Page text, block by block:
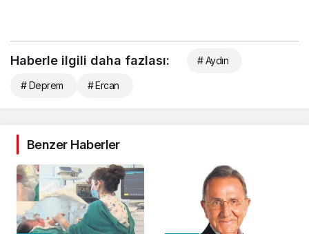
Haberle ilgili daha fazlası: # Aydın
# Deprem # Ercan
Benzer Haberler